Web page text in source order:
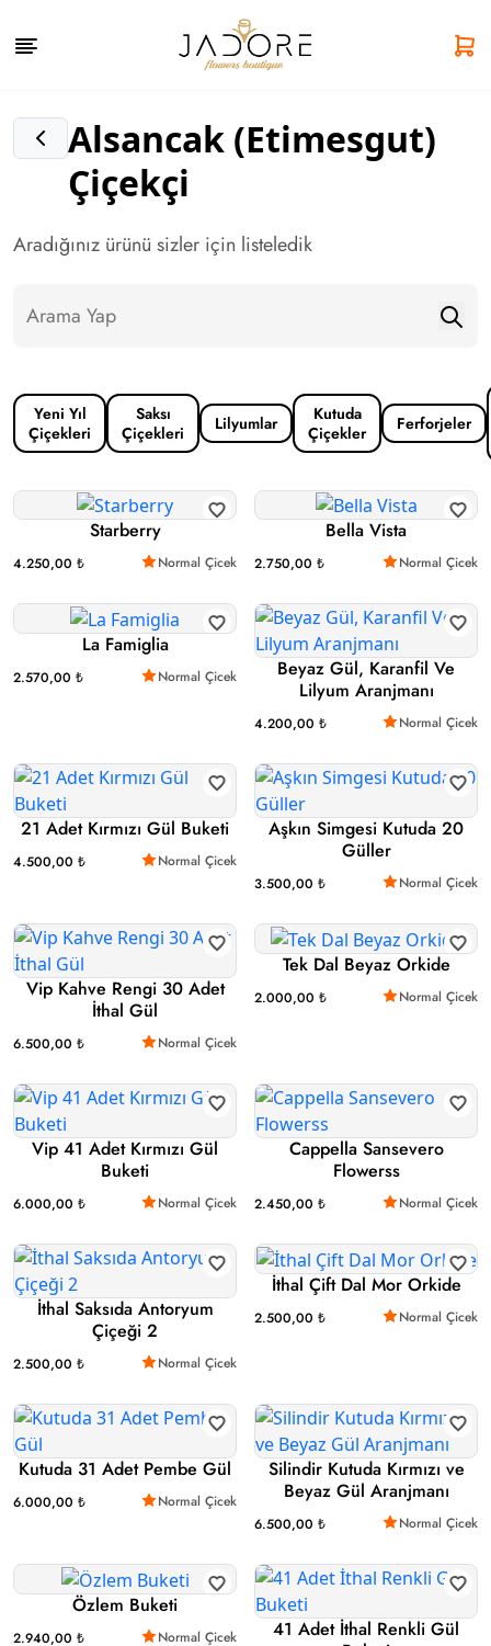
Alsancak (Etimesgut)
Çiçekçi
Aradığınız ürünü sizler için listeledik
Yeni Yıl
Çiçekleri
Saksı
Çiçekleri
Lilyumlar
Kutuda
Çiçekler
Ferforjeler
Starberry
4.250,00 ₺ Normal Çicek
Bella Vista
2.750,00 ₺ Normal Çicek
La Famiglia
2.570,00 ₺ Normal Çicek
Beyaz Gül, Karanfil Ve
Lilyum Aranjmanı
4.200,00 ₺ Normal Çicek
21 Adet Kırmızı Gül Buketi
4.500,00 ₺ Normal Çicek
Aşkın Simgesi Kutuda 20
Güller
3.500,00 ₺ Normal Çicek
Vip Kahve Rengi 30 Adet
İthal Gül
6.500,00 ₺ Normal Çicek
Tek Dal Beyaz Orkide
2.000,00 ₺ Normal Çicek
Vip 41 Adet Kırmızı Gül
Buketi
6.000,00 ₺ Normal Çicek
Cappella Sansevero
Flowerss
2.450,00 ₺ Normal Çicek
İthal Saksıda Antoryum
Çiçeği 2
2.500,00 ₺ Normal Çicek
İthal Çift Dal Mor Orkide
2.500,00 ₺ Normal Çicek
Kutuda 31 Adet Pembe Gül
6.000,00 ₺ Normal Çicek
Silindir Kutuda Kırmızı ve
Beyaz Gül Aranjmanı
6.500,00 ₺ Normal Çicek
Özlem Buketi
2.940,00 ₺ Normal Çicek
41 Adet İthal Renkli Gül